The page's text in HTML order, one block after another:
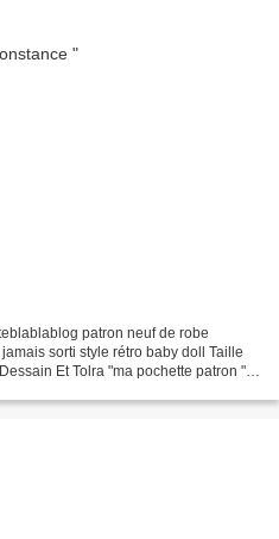
patron neuf de robe
sorti style rétro baby doll Taille
Et Tolra "ma pochette patron "